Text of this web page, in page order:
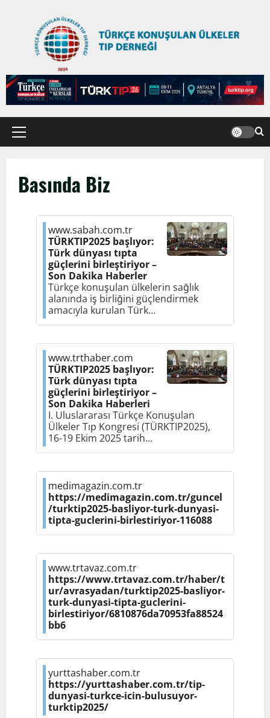
Basında Biz
www.sabah.com.tr
TÜRKTIP2025 başlıyor:
Türk dünyası tıpta
güçlerini birleştiriyor –
Son Dakika Haberler
Türkçe konuşulan ülkelerin sağlık
alanında iş birliğini güçlendirmek
amacıyla kurulan Türk…
www.trthaber.com
TÜRKTIP2025 başlıyor:
Türk dünyası tıpta
güçlerini birleştiriyor –
Son Dakika Haberleri
I. Uluslararası Türkçe Konuşulan
Ülkeler Tıp Kongresi (TÜRKTIP2025),
16-19 Ekim 2025 tarih…
medimagazin.com.tr
https://medimagazin.com.tr/guncel
/turktip2025-basliyor-turk-dunyasi-
tipta-guclerini-birlestiriyor-116088
www.trtavaz.com.tr
https://www.trtavaz.com.tr/haber/t
ur/avrasyadan/turktip2025-basliyor-
turk-dunyasi-tipta-guclerini-
birlestiriyor/6810876da70953fa88524
bb6
yurttashaber.com.tr
https://yurttashaber.com.tr/tip-
dunyasi-turkce-icin-bulusuyor-
turktip2025/